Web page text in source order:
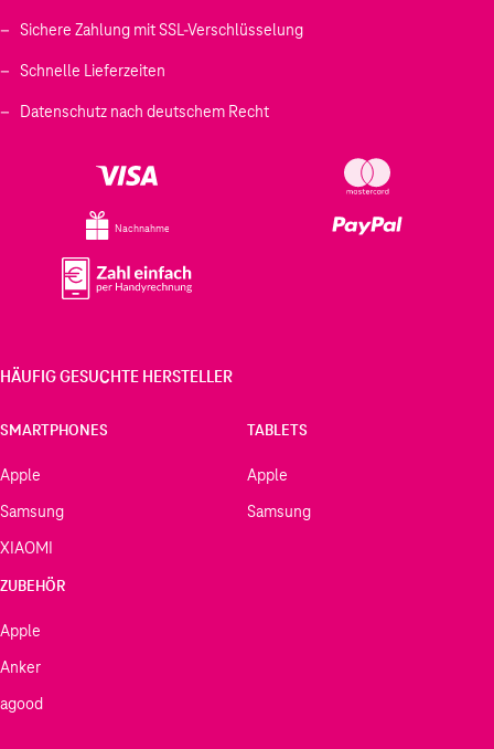
Sichere Zahlung mit SSL-Verschlüsselung
Schnelle Lieferzeiten
Datenschutz nach deutschem Recht
Nachnahme
HÄUFIG GESUCHTE HERSTELLER
SMARTPHONES
Apple
Samsung
XIAOMI
TABLETS
Apple
Samsung
ZUBEHÖR
Apple
Anker
agood